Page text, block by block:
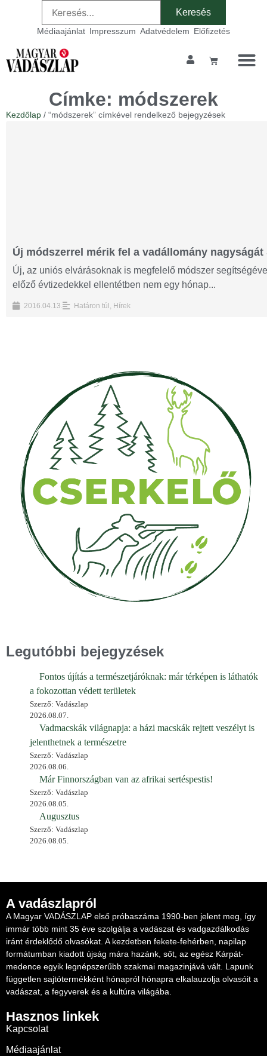
Médiaajánlat Impresszum Adatvédelem Előfizetés
Címke: módszerek
Kezdőlap / “módszerek” címkével rendelkező bejegyzések
Új módszerrel mérik fel a vadállomány
Új, az uniós elvárásoknak is megfelelő módszer
előző évtizedekkel ellentétben nem egy hónap...
2016.04.13. Határon túl , Hírek
Legutóbbi bejegyzések
Fontos újítás a természetjáróknak: már térképen is láthatók
a fokozottan védett területek
Szerző: Vadászlap
2026.08.07.
Vadmacskák világnapja: a házi macskák rejtett veszélyt is
jelenthetnek a természetre
Szerző: Vadászlap
2026.08.06.
Már Finnországban van az afrikai sertéspestis!
Szerző: Vadászlap
2026.08.05.
Augusztus
Szerző: Vadászlap
2026.08.05.
A vadászlapról
A Magyar VADÁSZLAP első próbaszáma 1990-ben jelent meg, így
immár több mint 35 éve szolgálja a vadászat és vadgazdálkodás
iránt érdeklődő olvasókat. A kezdetben fekete-fehérben, napilap
formátumban kiadott újság mára hazánk, sőt, az egész Kárpát-
medence egyik legnépszerűbb szakmai magazinjává vált. Lapunk
független sajtótermékként hónapról hónapra elkalauzolja olvasóit a
vadászat, a fegyverek és a kultúra világába.
Hasznos linkek
Kapcsolat
Médiaajánlat